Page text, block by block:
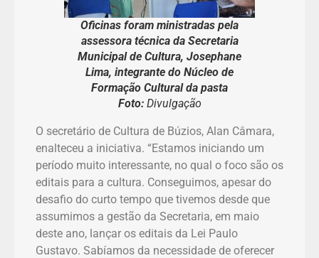
Oficinas foram ministradas pela
assessora técnica da Secretaria
Municipal de Cultura, Josephane
Lima, integrante do Núcleo de
Formação Cultural da pasta
Foto:Divulgação
O secretário de Cultura de Búzios, Alan Câmara,
enalteceu a iniciativa. “Estamos iniciando um
período muito interessante, no qual o foco são os
editais para a cultura. Conseguimos, apesar do
desafio do curto tempo que tivemos desde que
assumimos a gestão da Secretaria, em maio
deste ano, lançar os editais da Lei Paulo
Gustavo. Sabíamos da necessidade de oferecer